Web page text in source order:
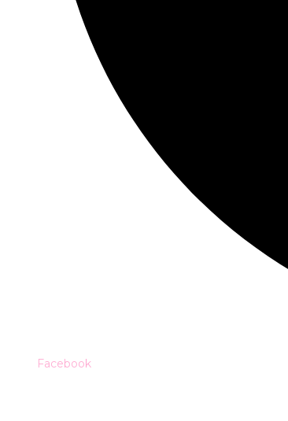
Facebook